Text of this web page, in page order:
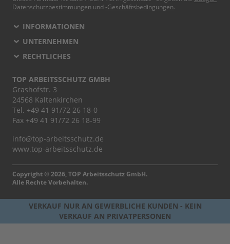
Datenschutzbestimmungen und -Geschäftsbedingungen.
INFORMATIONEN
UNTERNEHMEN
RECHTLICHES
TOP ARBEITSSCHUTZ GMBH
Grashofstr. 3
24568 Kaltenkirchen
Tel. +49 41 91/72 26 18-0
Fax +49 41 91/72 26 18-99
info@top-arbeitsschutz.de
www.top-arbeitsschutz.de
Copyright © 2026, TOP Arbeitsschutz GmbH.
Alle Rechte Vorbehalten.
VERKAUF NUR AN GEWERBLICHE KUNDEN - KEIN
VERKAUF AN PRIVATPERSONEN